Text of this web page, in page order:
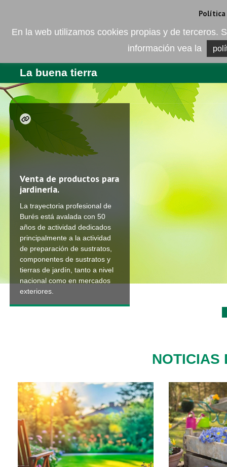
La buena tierra
EMPRESA PRODUCTOS
Venta de productos para
jardinería.
La trayectoria profesional de
Burés está avalada con 50
años de actividad dedicados
principalmente a la actividad
de preparación de sustratos,
componentes de sustratos y
tierras de jardín, tanto a nivel
nacional como en mercados
exteriores.
NOTICIAS
Política
En la web utilizamos cookies propias y de terceros.
información vea la